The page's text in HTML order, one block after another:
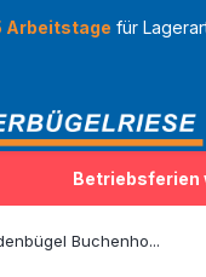
Arbeitstage für
Betriebsferien
Buchenho...